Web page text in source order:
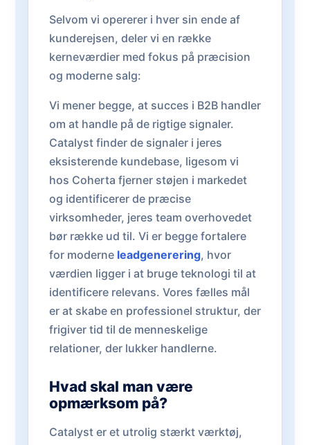
Selvom vi opererer i hver sin ende af
kunderejsen, deler vi en række
kerneværdier med fokus på præcision
og moderne salg:
Vi mener begge, at succes i B2B handler
om at handle på de rigtige signaler.
Catalyst finder de signaler i jeres
eksisterende kundebase, ligesom vi
hos Coherta fjerner støjen i markedet
og identificerer de præcise
virksomheder, jeres team overhovedet
bør række ud til. Vi er begge fortalere
for moderne leadgenerering, hvor
værdien ligger i at bruge teknologi til at
identificere relevans. Vores fælles mål
er at skabe en professionel struktur, der
frigiver tid til de menneskelige
relationer, der lukker handlerne.
Hvad skal man være
opmærksom på?
Catalyst er et utrolig stærkt værktøj,